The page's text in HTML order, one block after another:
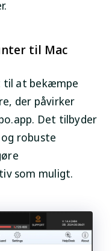
til Mac
til at bekæmpe
der påvirker
Det tilbyder
robuste
som muligt.